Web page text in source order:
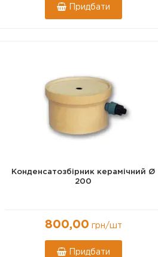
Придбати
Конденсатозбірник керамічний Ø
200
800,00 грн/шт
Придбати